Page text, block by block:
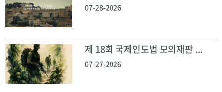
07-28-2026
제 18회 국제인도법 모의재판 ...
07-27-2026